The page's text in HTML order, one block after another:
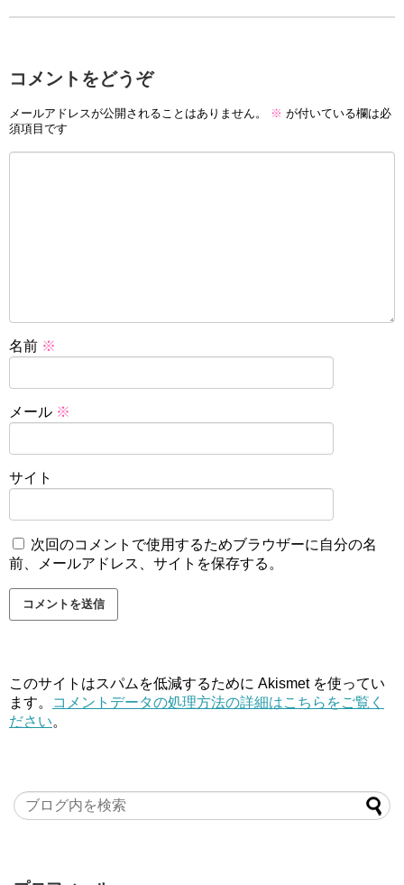
コメントをどうぞ
メールアドレスが公開されることはありません。 ※ が付いている欄は必
須項目です
名前 ※
メール ※
サイト
次回のコメントで使用するためブラウザーに自分の名
前、メールアドレス、サイトを保存する。
このサイトはスパムを低減するために Akismet を使ってい
ます。
コメントデータの処理方法の詳細はこちらをご覧く
ださい。